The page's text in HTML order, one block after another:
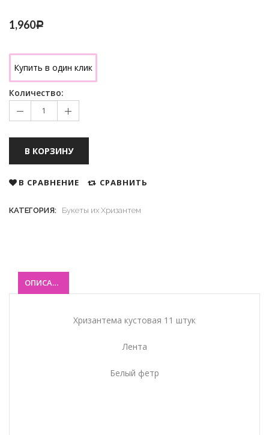
1,960Р
Купить в один клик
Количество:
В КОРЗИНУ
В СРАВНЕНИЕ СРАВНИТЬ
КАТЕГОРИЯ: Букеты их Хризантем
ОПИСАНИЕ
Хризантема кустовая 11 штук
Лента
Белый фетр